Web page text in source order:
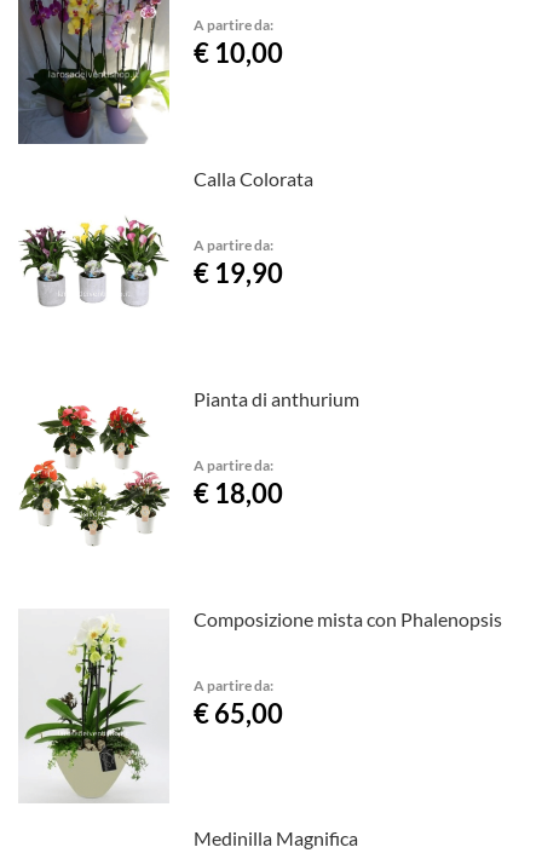
A partire da:
€ 10,00
Calla Colorata
A partire da:
€ 19,90
Pianta di anthurium
A partire da:
€ 18,00
Composizione mista con Phalenopsis
A partire da:
€ 65,00
Medinilla Magnifica